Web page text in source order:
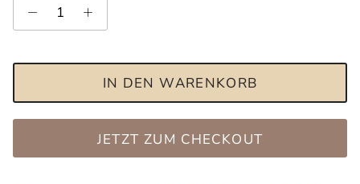
IN DEN WARENKORB
JETZT ZUM CHECKOUT